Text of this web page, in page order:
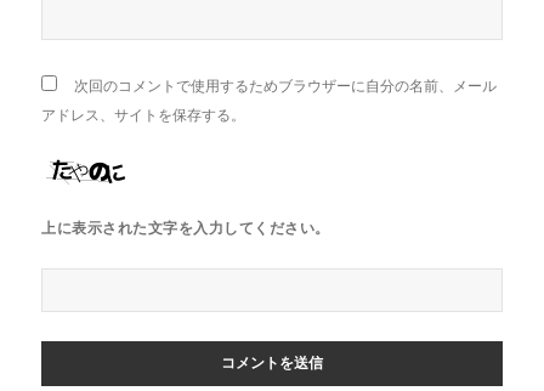
次回のコメントで使用するためブラウザーに自分の名前、メール
アドレス、サイトを保存する。
上に表示された文字を入力してください。